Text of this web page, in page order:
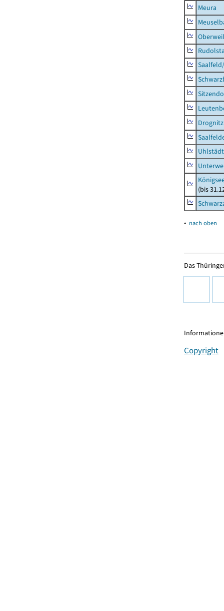
Meura
Drognitz
(bis
▴ nach oben
Das
Copyright